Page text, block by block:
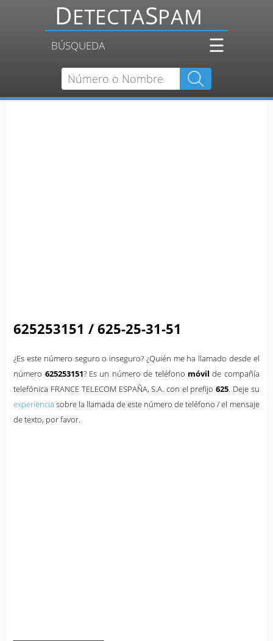
BÚSQUEDA ☰
625253151 / 625-25-31-51
¿Es este número seguro o inseguro? ¿Quién me ha llamado desde el
número 625253151? Es un número de teléfono móvil de compañía
telefónica FRANCE TELECOM ESPAÑA, S.A. con el prefijo625. Deje su
experiencia sobre la llamada de este número de teléfono / el mensaje
de texto, por favor.